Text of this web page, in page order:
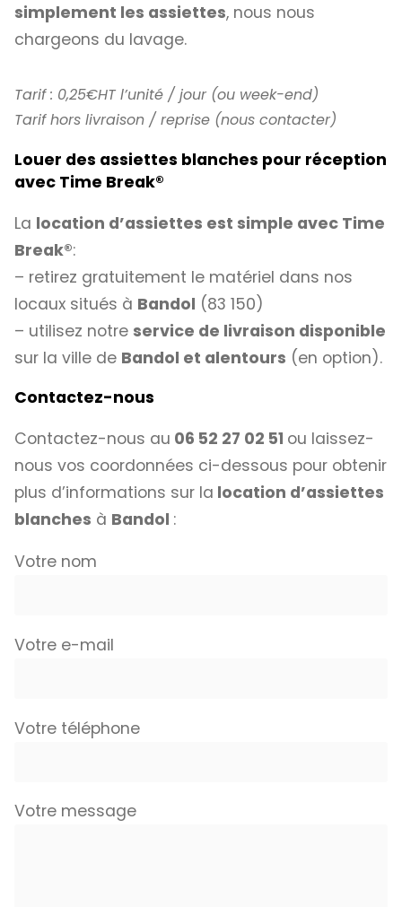
simplement les assiettes, nous nous
chargeons du lavage.
Tarif : 0,25€HT l’unité / jour (ou week-end)
Tarif hors livraison / reprise (nous contacter)
Louer des assiettes blanches pour réception
avec Time Break®
La location d’assiettes est simple avec Time
Break®:
– retirez gratuitement le matériel dans nos
locaux situés à Bandol (83 150)
– utilisez notre service de livraison disponible
sur la ville de Bandol et alentours (en option).
Contactez-nous
Contactez-nous au 06 52 27 02 51 ou laissez-
nous vos coordonnées ci-dessous pour obtenir
plus d’informations sur la location d’assiettes
blanches à Bandol :
Votre nom
Votre e-mail
Votre téléphone
Votre message